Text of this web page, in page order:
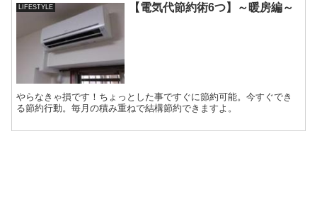
LIFESTYLE 【電気代節約術6つ】～暖房編～
やらなきゃ損です！ちょっとした事ですぐに節約可能。今すぐでき
る節約行動。毎月の積み重ねで結構節約できますよ。